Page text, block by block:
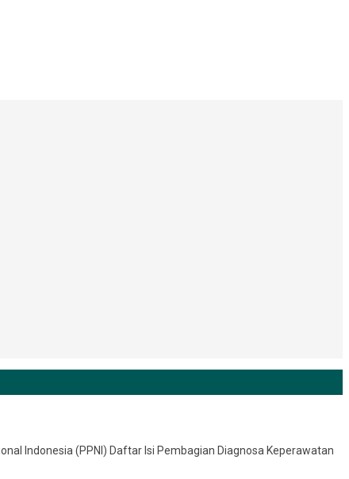
Indonesia (PPNI) Daftar Isi Pembagian Diagnosa Keperawatan